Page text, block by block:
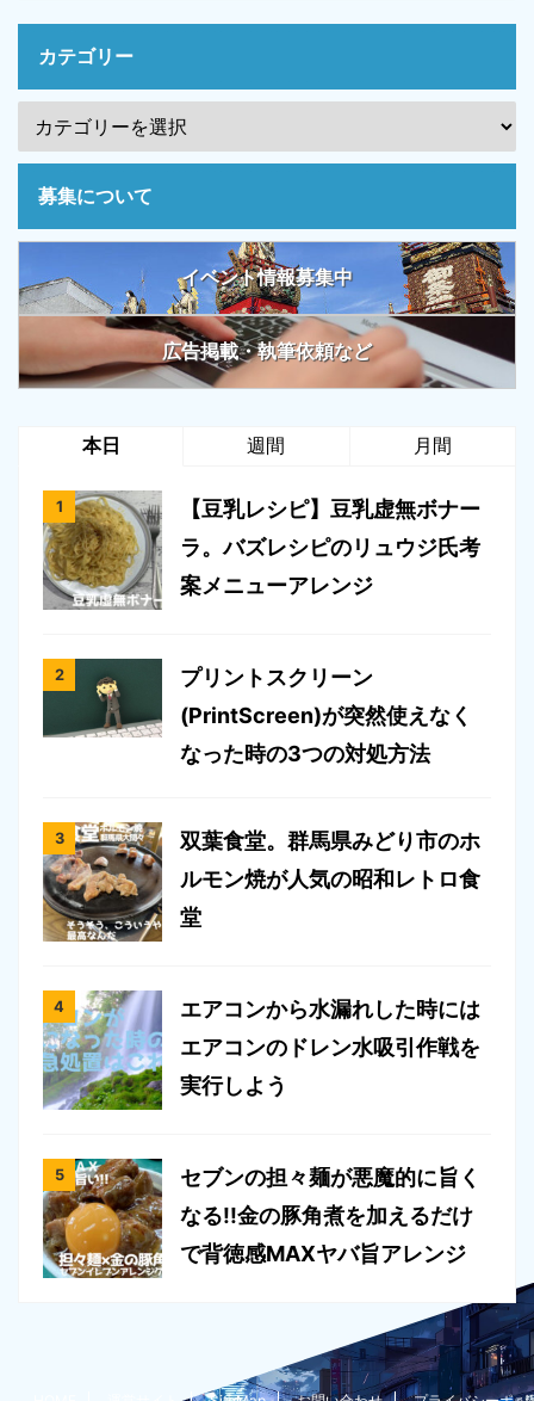
カテゴリー
募集について
イベント情報募集中
広告掲載・執筆依頼など
本日 週間 月間
【豆乳レシピ】豆乳虚無ボナー
ラ。バズレシピのリュウジ氏考
案メニューアレンジ
プリントスクリーン
(PrintScreen)が突然使えなく
なった時の3つの対処方法
双葉食堂。群馬県みどり市のホ
ルモン焼が人気の昭和レトロ食
堂
エアコンから水漏れした時には
エアコンのドレン水吸引作戦を
実行しよう
セブンの担々麺が悪魔的に旨く
なる!!金の豚角煮を加えるだけ
で背徳感MAXヤバ旨アレンジ